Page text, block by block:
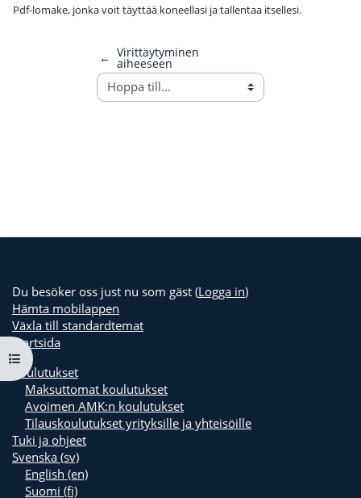
Öppna kursmenyn
Pdf-lomake, jonka voit täyttää koneellasi ja tallentaa itsellesi.
← Virittäytyminen
aiheeseen
Du besöker oss just nu som gäst (Logga in)
Hämta mobilappen
Växla till standardtemat
Startsida
Koulutukset
Maksuttomat koulutukset
Avoimen AMK:n koulutukset
Tilauskoulutukset yrityksille ja yhteisöille
Tuki ja ohjeet
Svenska ‎(sv)‎
English ‎(en)‎
Suomi ‎(fi)‎